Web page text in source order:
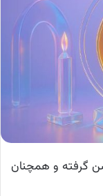
گرفته‌ و همچنان